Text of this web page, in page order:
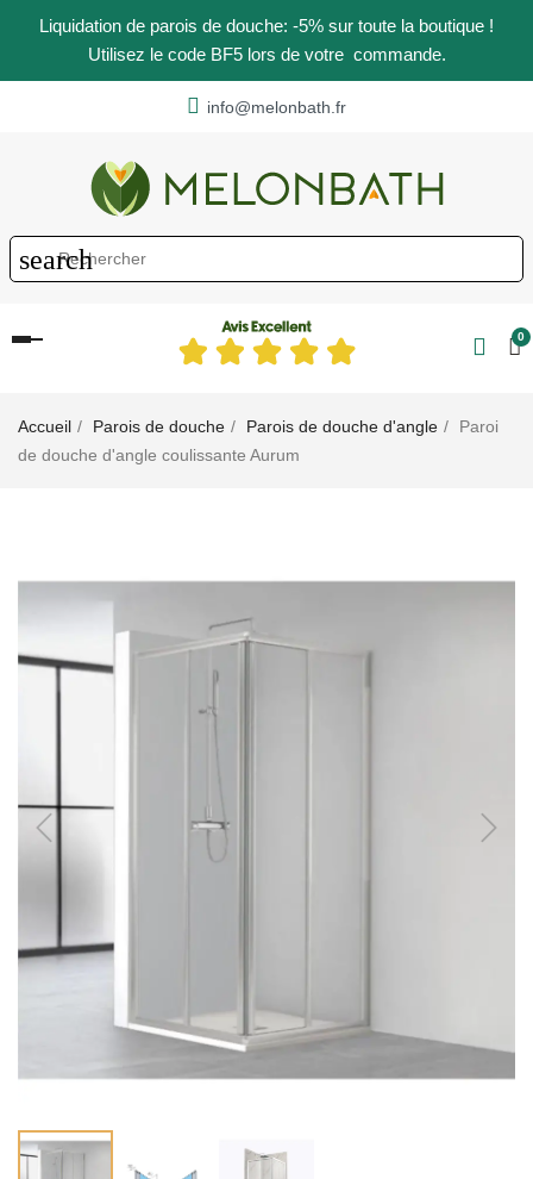
Liquidation de parois de douche: -5% sur toute la boutique !
Utilisez le code BF5 lors de votre commande.
info@melonbath.fr
search
Basculer
0
Accueil Parois de douche Parois de douche d'angle
Paroi
de douche d'angle coulissante Aurum